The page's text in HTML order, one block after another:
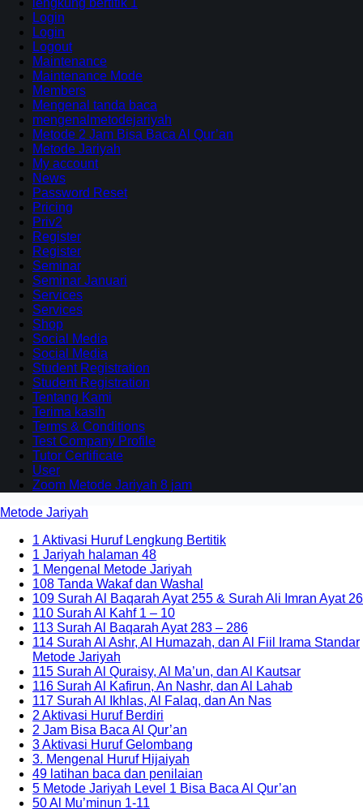
lengkung bertitik 1
Login
Login
Logout
Maintenance
Maintenance Mode
Members
Mengenal tanda baca
mengenalmetodejariyah
Metode 2 Jam Bisa Baca Al Qur’an
Metode Jariyah
My account
News
Password Reset
Pricing
Priv2
Register
Register
Seminar
Seminar Januari
Services
Services
Shop
Social Media
Social Media
Student Registration
Student Registration
Tentang Kami
Terima kasih
Terms & Conditions
Test Company Profile
Tutor Certificate
User
Zoom Metode Jariyah 8 jam
Metode Jariyah
1 Aktivasi Huruf Lengkung Bertitik
1 Jariyah halaman 48
1 Mengenal Metode Jariyah
108 Tanda Wakaf dan Washal
109 Surah Al Baqarah Ayat 255 & Surah Ali Imran Ayat 26
110 Surah Al Kahf 1 – 10
113 Surah Al Baqarah Ayat 283 – 286
114 Surah Al Ashr, Al Humazah, dan Al Fiil Irama Standar
Metode Jariyah
115 Surah Al Quraisy, Al Ma’un, dan Al Kautsar
116 Surah Al Kafirun, An Nashr, dan Al Lahab
117 Surah Al Ikhlas, Al Falaq, dan An Nas
2 Aktivasi Huruf Berdiri
2 Jam Bisa Baca Al Qur’an
3 Aktivasi Huruf Gelombang
3. Mengenal Huruf Hijaiyah
49 latihan baca dan penilaian
5 Metode Jariyah Level 1 Bisa Baca Al Qur’an
50 Al Mu’minun 1-11